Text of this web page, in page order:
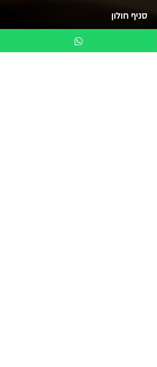
סניף חולון
ימים א', ב', ד', ה' 09:30-20:00